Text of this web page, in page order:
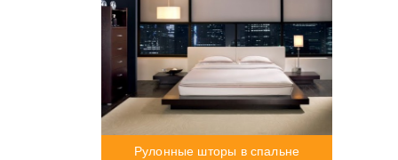
Рулонные шторы в спальне